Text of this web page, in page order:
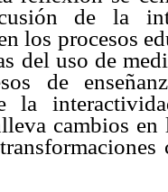
de la
los procesos
del uso de
de
la
cambios